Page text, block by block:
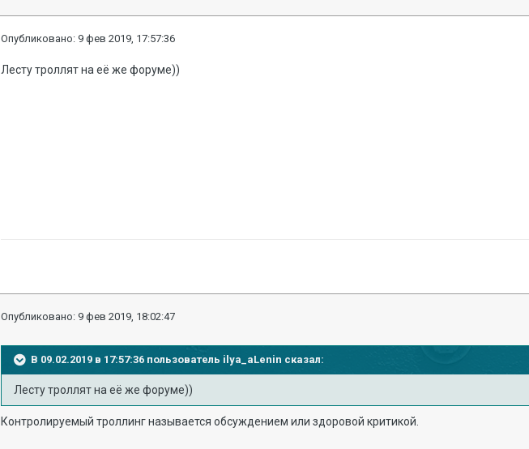
Опубликовано: 9 фев 2019, 17:57:36
Лесту троллят на её же форуме))
Опубликовано: 9 фев 2019, 18:02:47
В 09.02.2019 в 17:57:36 пользователь ilya_aLenin сказал:
Лесту троллят на её же форуме))
Контролируемый троллинг называется обсуждением или здоровой критикой.